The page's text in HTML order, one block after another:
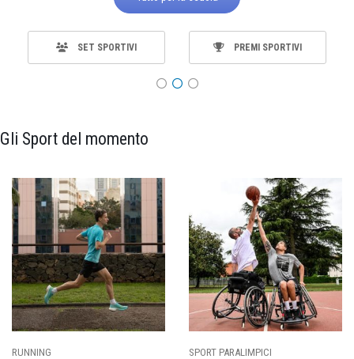
SET SPORTIVI PREMI SPORTIVI
Gli Sport del momento
SPORT PARALIMPICI